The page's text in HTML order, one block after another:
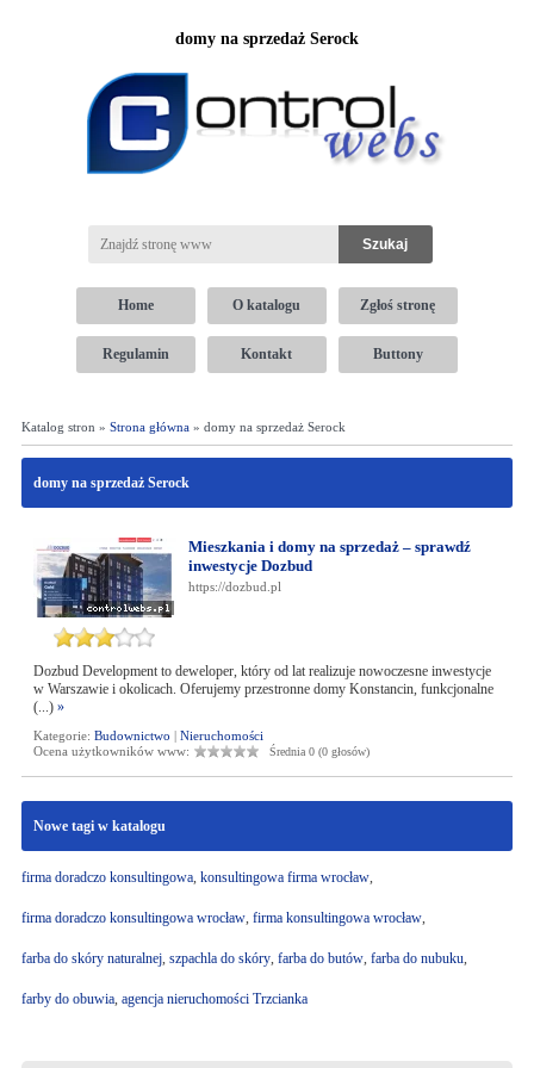
domy na sprzedaż Serock
Home O katalogu Zgłoś stronę
Regulamin Kontakt Buttony
Katalog stron » Strona główna» domy na sprzedaż Serock
domy na sprzedaż Serock
Mieszkania i domy na sprzedaż – sprawdź
inwestycje Dozbud
https://dozbud.pl
Dozbud Development to deweloper, który od lat realizuje nowoczesne inwestycje
w Warszawie i okolicach. Oferujemy przestronne domy Konstancin, funkcjonalne
(...) »
Kategorie: Budownictwo | Nieruchomości
Ocena użytkowników www:
Średnia 0 (0 głosów)
Nowe tagi w katalogu
firma doradczo konsultingowa, konsultingowa firma wrocław,
firma doradczo konsultingowa wrocław, firma konsultingowa wrocław,
farba do skóry naturalnej, szpachla do skóry, farba do butów, farba do nubuku,
farby do obuwia, agencja nieruchomości Trzcianka